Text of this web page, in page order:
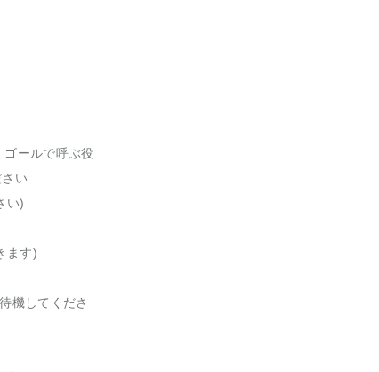
ールで呼ぶ役
い
い)
ます)
機してくださ